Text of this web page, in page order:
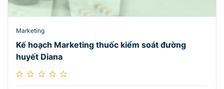
Marketing
Kế hoạch Marketing thuốc kiểm soát đường
huyết Diana